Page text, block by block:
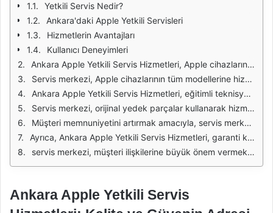
Yetkili Servis Nedir?
Ankara'daki Apple Yetkili Servisleri
Hizmetlerin Avantajları
Kullanıcı Deneyimleri
Ankara Apple Yetkili Servis Hizmetleri, Apple cihazlarının tamiri ve bakımı konusunda uzmanlaşmış bir hizmet noktasıdır. Bu servis, Apple’ın sunduğu yüksek kaliteli ürün ve hizmet anlayışını temel alarak, müşterilerine en iyi deneyimi sunmayı hedefler. Müşteri memnuniyeti, bu servis merkezinin önceliklerinden biridir ve bu nedenle her bir cihaz, dikkatli bir şekilde incelenerek en uygun çözümlerle onarılmaktadır.
Servis merkezi, Apple cihazlarının tüm modellerine hizmet vermektedir. iPhone, iPad, MacBook ve diğer Apple ürünleri için yetkili tamir ve bakım hizmetleri sunulmaktadır. Ayrıca, cihazların yazılım güncellemeleri, donanım onarımları ve parça değişim işlemleri de profesyonel bir ekip tarafından gerçekleştirilir. Müşteriler, cihazlarının güvenli ellerde olduğunu bilerek hizmet almanın huzurunu yaşarlar.
Ankara Apple Yetkili Servis Hizmetleri, eğitimli teknisyenlere sahiptir. Bu teknisyenler, Apple’ın resmi eğitim programlarından geçmiş ve sertifikalandırılmış uzmanlardır. Her bir teknisyen, güncel teknolojiler ve onarım yöntemleri hakkında sürekli eğitim alarak bilgi ve becerilerini geliştirmektedir. Böylece, her türlü teknik sorunun çözümünde en etkili yöntemler uygulanmaktadır.
Servis merkezi, orijinal yedek parçalar kullanarak hizmet vermektedir. Bu durum, onarılan cihazların kalitesinin ve performansının korunmasını sağlar. Orijinal parçalar, Apple’ın standartlarına uygun olup, cihazların uzun ömürlü olmasına katkıda bulunur. Müşteriler, cihazlarının tamirinde kullanılan parçaların güvenilirliğinden emin olabilirler.
Müşteri memnuniyetini artırmak amacıyla, servis merkezi hızlı ve etkili bir hizmet sunmayı hedeflemektedir. Çoğu onarım işlemi, aynı gün içinde tamamlanabilmektedir. Acil durumlar için hızlı onarım hizmetleri de sağlanarak, müşterilerin zaman kaybı yaşamaları engellenmektedir. Bu sayede, Apple kullanıcıları, cihazlarına en kısa sürede tekrar kavuşmanın rahatlığını yaşarlar.
Ayrıca, Ankara Apple Yetkili Servis Hizmetleri, garanti kapsamında olan cihazlar için özel hizmetler sunmaktadır. Garanti süresi içerisinde gerçekleştirilen onarımlar, fatura veya garanti belgesi ile birlikte ücretsiz olarak yapılmaktadır. Bu durum, kullanıcıların cihazlarının garanti kapsamı dışında kalmadan onarımlarını gerçekleştirmelerine olanak sağlar.
servis merkezi, müşteri ilişkilerine büyük önem vermektedir. Müşterilere, her aşamada bilgilendirme yapılması ve sorularının yanıtlanması sağlanır. Aynı zamanda, hizmet sonrası geri bildirimler toplanarak sürekli iyileştirme çalışmaları yapılır. Böylece, Ankara Apple Yetkili Servis Hizmetleri, kullanıcıların ihtiyaçlarını en iyi şekilde karşılamayı hedefler.
Ankara Apple Yetkili Servis